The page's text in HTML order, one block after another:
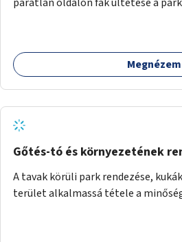
Megnézem
Gőtés-tó és környezetének
A tavak körüli park rendezése,
terület alkalmassá tétele a